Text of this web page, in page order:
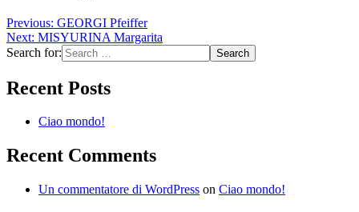
Previous: GEORGI Pfeiffer
Next: MISYURINA Margarita
Search for:
Recent Posts
Ciao mondo!
Recent Comments
Un commentatore di WordPress on Ciao mondo!